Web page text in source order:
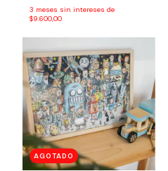
3 meses sin intereses de
$9.600,00
AGOTADO